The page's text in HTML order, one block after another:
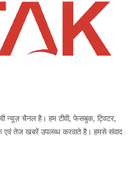
न्यूज़ चैनल है। हम टीवी, फेसबुक, ट्विटर,
एवं तेज खबरें उपलब्ध करवाते है। हमसे संवाद